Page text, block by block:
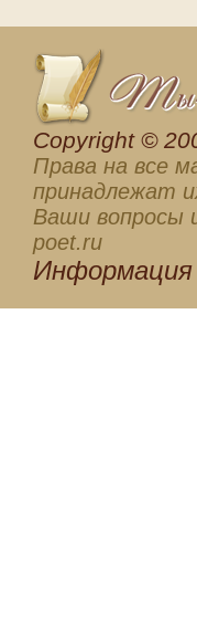
Сopyright ©
Права на все
принадлежат
Ваши вопросы
poet.ru
Информация